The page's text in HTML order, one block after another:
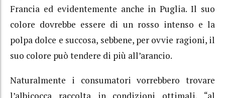
Francia ed evidentemente anche in Puglia. Il suo
colore dovrebbe essere di un rosso intenso e la
polpa dolce e succosa, sebbene, per ovvie ragioni, il
suo colore può tendere di più all’arancio.
Naturalmente i consumatori vorrebbero trovare